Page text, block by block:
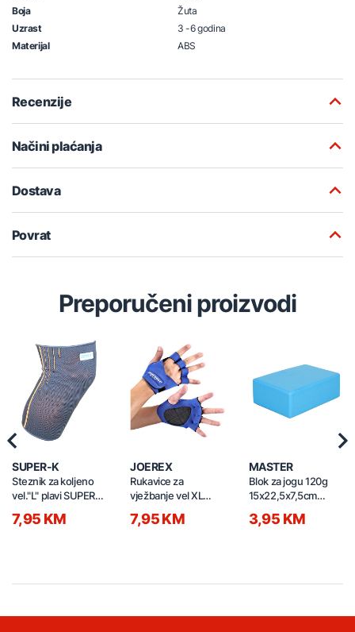
Boja
Žuta
Uzrast
3 -6 godina
Materijal
ABS
Recenzije
Načini plaćanja
Dostava
Povrat
Preporučeni proizvodi
SUPER-K
Steznik za koljeno
vel."L" plavi SUPER-K
7,95 KM
JOEREX
Rukavice za
vježbanje vel XL
JE051
7,95 KM
MASTER
Blok za jogu 120g
15x22,5x7,5cm
3,95 KM